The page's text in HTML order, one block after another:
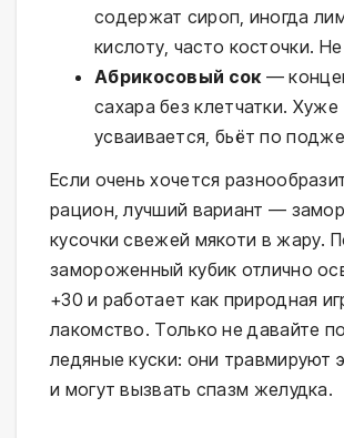
содержат сироп, иногда
кислоту, часто косточки.
Абрикосовый сок —
сахара без клетчатки. Хуже
усваивается, бьёт по
Если очень хочется
рацион, лучший вариант —
кусочки свежей мякоти в жару.
замороженный кубик отлично
+30 и работает как природная
лакомство. Только не давайте
ледяные куски: они травмируют
и могут вызвать спазм желудка.